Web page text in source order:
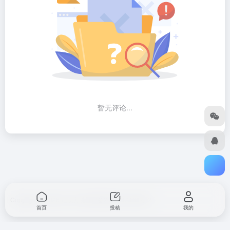
暂无评论...
Copyright © 2026 浙ICP备2023012168号-2
首页 投稿 我的